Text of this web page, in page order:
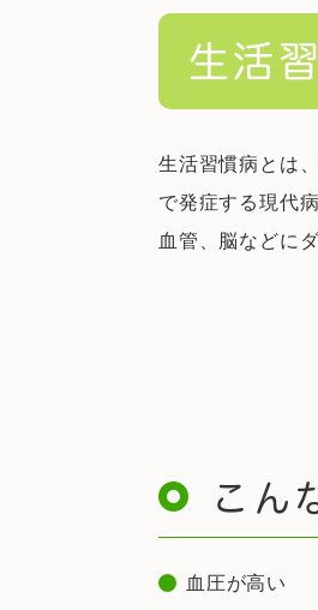
生活
生活習慣病とは
で発症する現代
血管、脳などに
こん
血圧が高い